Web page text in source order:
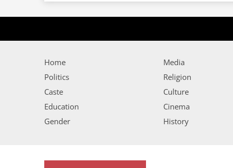
Home
Politics
Caste
Education
Gender
Media
Religion
Culture
Cinema
History